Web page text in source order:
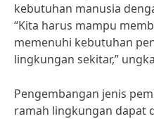
kebutuhan manusia
“Kita harus mampu
memenuhi kebutuhan
lingkungan sekitar,”
Pengembangan jenis
ramah lingkungan dapat